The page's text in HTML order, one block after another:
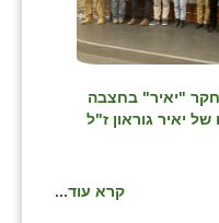
"יאיר" בחצבה
יאיר גוראון ז"ל
קרא עוד...